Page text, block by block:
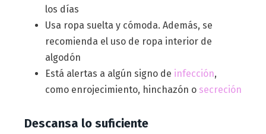
los días
Usa ropa suelta y cómoda. Además, se
recomienda el uso de ropa interior de
algodón
Está alertas a algún signo de infección,
como enrojecimiento, hinchazón o secreción
Descansa lo suficiente